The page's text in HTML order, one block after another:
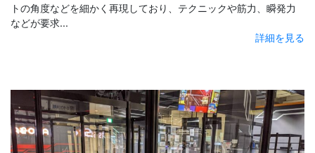
トの角度などを細かく再現しており、テクニックや筋力、瞬発力
などが要求...
詳細を見る